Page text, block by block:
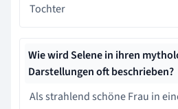
Tochter
Wie wird Selene in ihren
Darstellungen oft beschrieben?
Als strahlend schöne Frau in